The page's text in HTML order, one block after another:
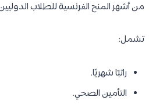
من أشهر المنح الفرنسية للطلاب
تشمل:
راتبًا شهريًا.
التأمين الصحي.